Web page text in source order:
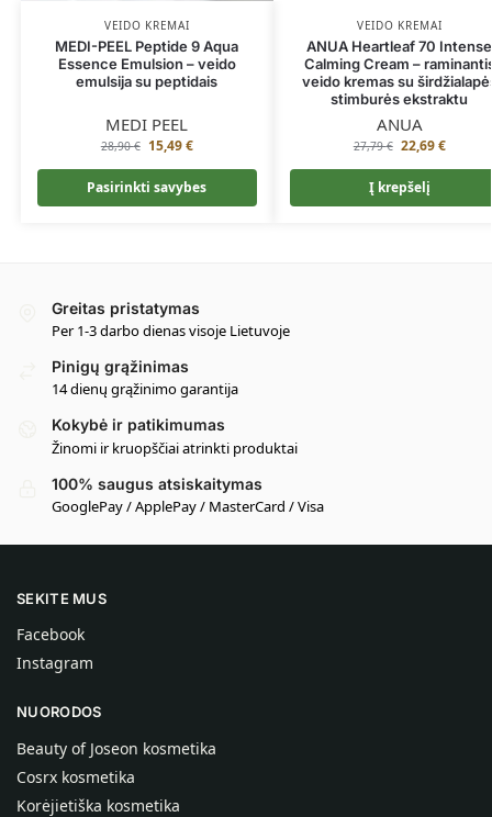
VEIDO KREMAI
MEDI-PEEL Peptide 9 Aqua
Essence Emulsion – veido
emulsija su peptidais
MEDI PEEL
28,90€ 15,49€
Pasirinkti savybes
VEIDO KREMAI
ANUA Heartleaf 70 Intense
Calming Cream –
veido kremas su
stimburės ekstraktu
ANUA
27,79€ 22,69€
Į krepšelį
Greitas pristatymas
Per 1-3 darbo dienas visoje Lietuvoje
Pinigų grąžinimas
14 dienų grąžinimo garantija
Kokybė ir patikimumas
Žinomi ir kruopščiai atrinkti produktai
100% saugus atsiskaitymas
GooglePay / ApplePay / MasterCard / Visa
SEKITE MUS
Facebook
Instagram
NUORODOS
Beauty of Joseon kosmetika
Cosrx kosmetika
Korėjietiška kosmetika